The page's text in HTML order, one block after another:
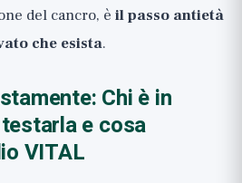
del cancro, è il passo antietà
che esista.
Chi è in
e cosa
VITAL